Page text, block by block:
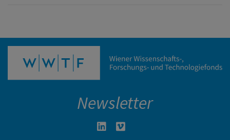
Newsletter
Linkedin in neuem Fenster öffnen